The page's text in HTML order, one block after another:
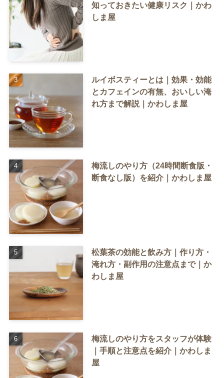
知っておきたい健康リスク｜かわ
しま屋
ルイボスティーとは｜効果・効能
とカフェインの有無、おいしい淹
れ方まで解説｜かわしま屋
梅流しのやり方（24時間断食版・
断食なし版）を紹介｜かわしま屋
松葉茶の効能と飲み方｜作り方・
淹れ方・副作用の注意点まで｜か
わしま屋
梅流しのやり方をスタッフが体験
｜手順と注意点を紹介｜かわしま
屋